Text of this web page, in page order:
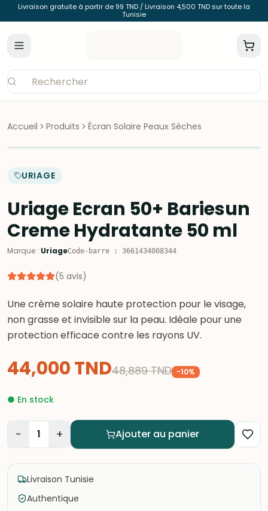
Livraison gratuite à partir de 99 TND / Livraison 4,500 TND sur toute la
Tunisie
Accueil Produits Écran Solaire Peaux Sèches
URIAGE
Uriage Ecran 50+ Bariesun
Creme Hydratante 50 ml
Marque : UriageCode-barre : 3661434008344
(5 avis)
Une crème solaire haute protection pour le visage,
non grasse et invisible sur la peau. Idéale pour une
protection efficace contre les rayons UV.
44,000TND48,889 TND -10%
● En stock
− 1 + Ajouter au panier
Livraison Tunisie
Authentique